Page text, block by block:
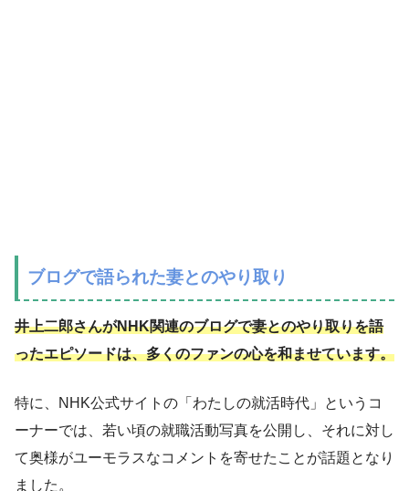
ブログで語られた妻とのやり取り
井上二郎さんがNHK関連のブログで妻とのやり取りを語
ったエピソードは、多くのファンの心を和ませています。
特に、NHK公式サイトの「わたしの就活時代」というコ
ーナーでは、若い頃の就職活動写真を公開し、それに対し
て奥様がユーモラスなコメントを寄せたことが話題となり
ました。